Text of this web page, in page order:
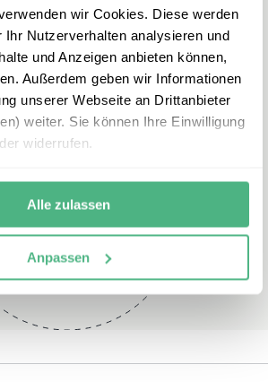
wir Cookies. Diese werden
Ihr Nutzerverhalten analysieren und
und Anzeigen anbieten können,
Außerdem geben wir Informationen
unserer Webseite an Drittanbieter
weiter. Sie können Ihre Einwilligung
widerrufen.
Alle zulassen
Anpassen
kanada@erlebe.de
Montag – Freitag:
und nach individueller
Terminvereinbarung